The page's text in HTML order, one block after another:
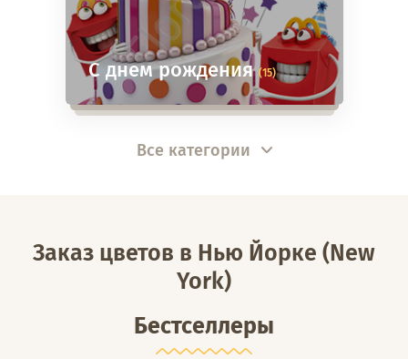
С днем рождения (15)
Все категории
Заказ цветов в Нью Йорке (New
York)
Бестселлеры